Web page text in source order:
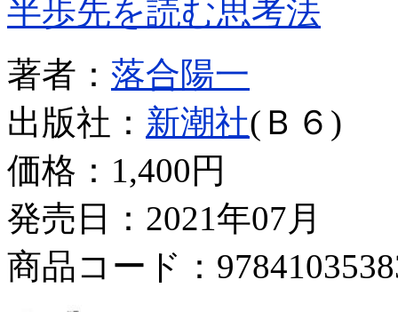
半歩先を読む思考法
著者： 落合陽一
出版社： 新潮社(Ｂ６)
価格： 1,400円
発売日：2021年07月
商品コード：